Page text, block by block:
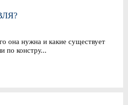
она нужна и какие существует
по констру...